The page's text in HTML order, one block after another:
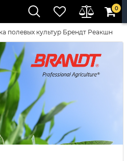
0
полевых культур Брендт Реакшн